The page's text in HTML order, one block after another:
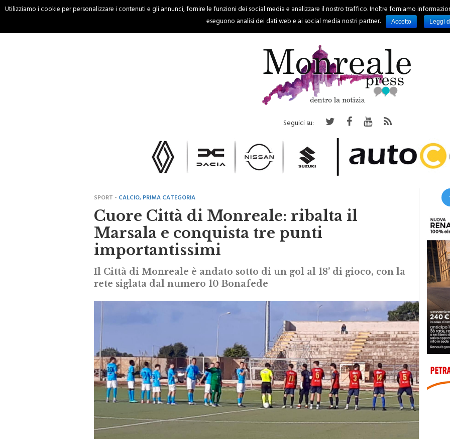
HOME CRONACA PALERMO REGIONE EVENTI RUBRICHE SPORT
Seguici su:
SPORT - CALCIO, PRIMA CATEGORIA
Cuore Città di Monreale: ribalta il
Marsala e conquista tre punti
importantissimi
Il Città di Monreale è andato sotto di un gol al 18’ di gioco, con la
rete siglata dal numero 10 Bonafede
Utilizziamo i cookie per personalizzare i contenuti e gli annunci, fornire le funzioni dei social media e analizzare il nostro traffico. Inoltre forniamo
eseguono analisi dei dati web e ai social media nostri partner.
Accetto Leggi